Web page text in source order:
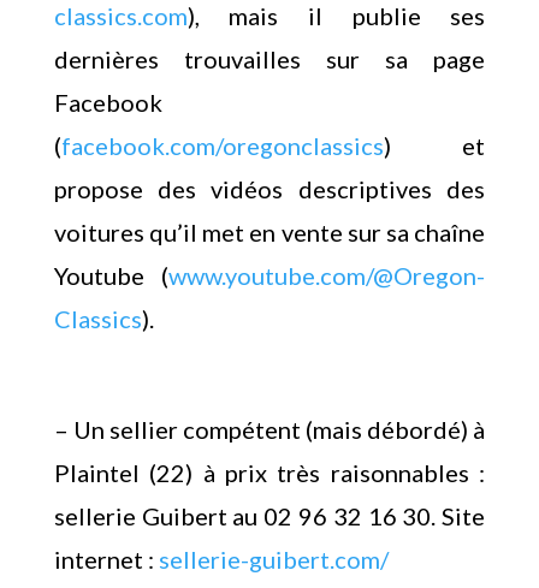
classics.com), mais il publie ses
dernières trouvailles sur sa page
Facebook
(facebook.com/oregonclassics) et
propose des vidéos descriptives des
voitures qu’il met en vente sur sa chaîne
Youtube (www.youtube.com/@Oregon-
Classics).
– Un sellier compétent (mais débordé) à
Plaintel (22) à prix très raisonnables :
sellerie Guibert au 02 96 32 16 30. Site
internet : sellerie-guibert.com/